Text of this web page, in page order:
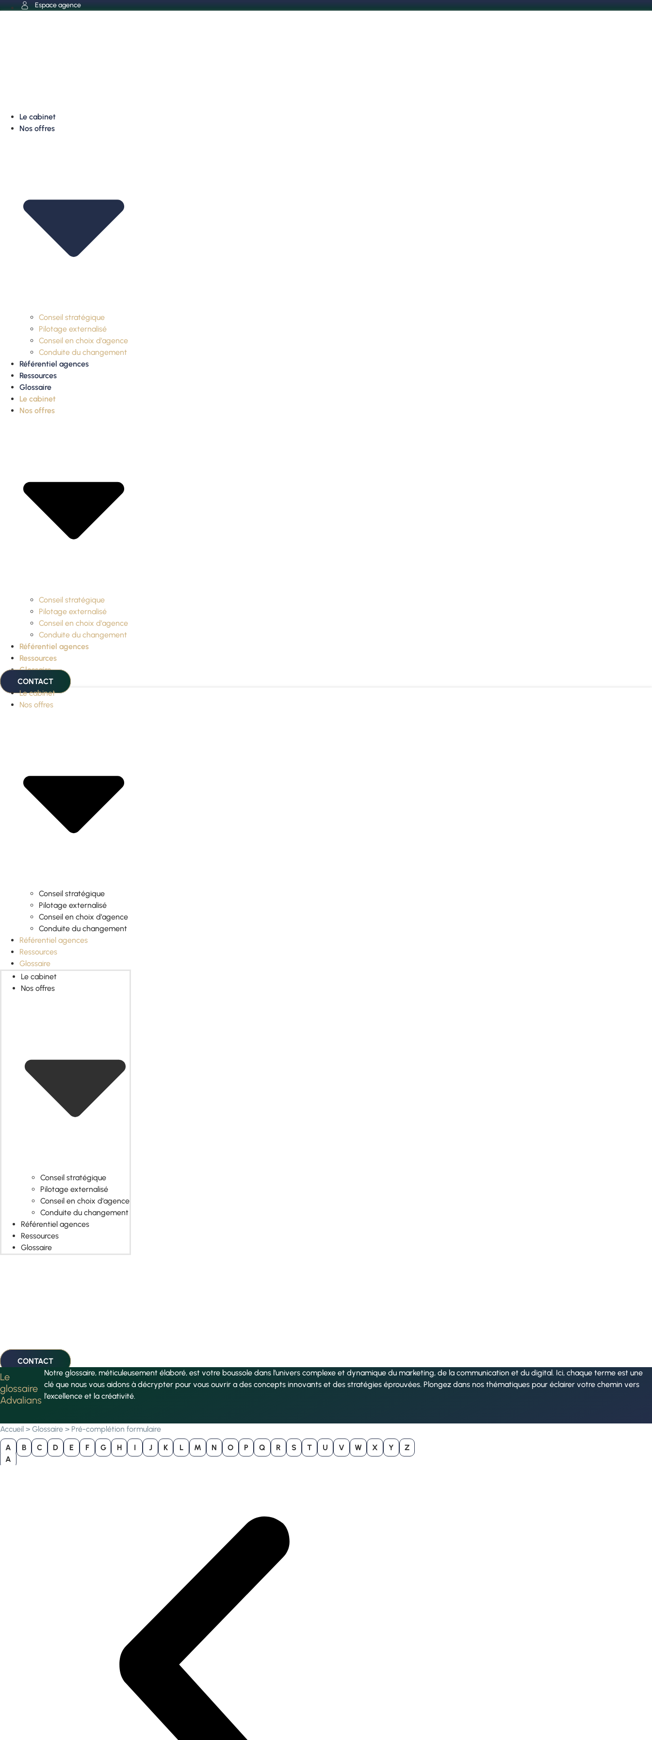
Aller
Espace agence
Le cabinet
Nos offres
Conseil stratégique
Pilotage externalisé
Conseil en choix d’agence
Conduite du changement
Référentiel agences
Ressources
Glossaire
Le cabinet
Nos offres
Conseil stratégique
Pilotage externalisé
Conseil en choix d’agence
Conduite du changement
Référentiel agences
Ressources
Glossaire
CONTACT
Le cabinet
Nos offres
Conseil stratégique
Pilotage externalisé
Conseil en choix d’agence
Conduite du changement
Référentiel agences
Ressources
Glossaire
Le cabinet
Nos offres
Conseil stratégique
Pilotage externalisé
Conseil en choix d’agence
Conduite du changement
Référentiel agences
Ressources
Glossaire
CONTACT
Le
glossaire
Advalians
Notre glossaire, méticuleusement élaboré, est votre boussole dans l’univers complexe et dynamique du marketing, de la communication et du digital. Ici, chaque terme est une
clé que nous vous aidons à décrypter pour vous ouvrir a des concepts innovants et des stratégies éprouvées. Plongez dans nos thématiques pour éclairer votre chemin vers
l’excellence et la créativité.
Accueil > Glossaire > Pré-complétion formulaire
A B C D E F G H I J K L M N O P Q R S T U V W X Y
Z
A